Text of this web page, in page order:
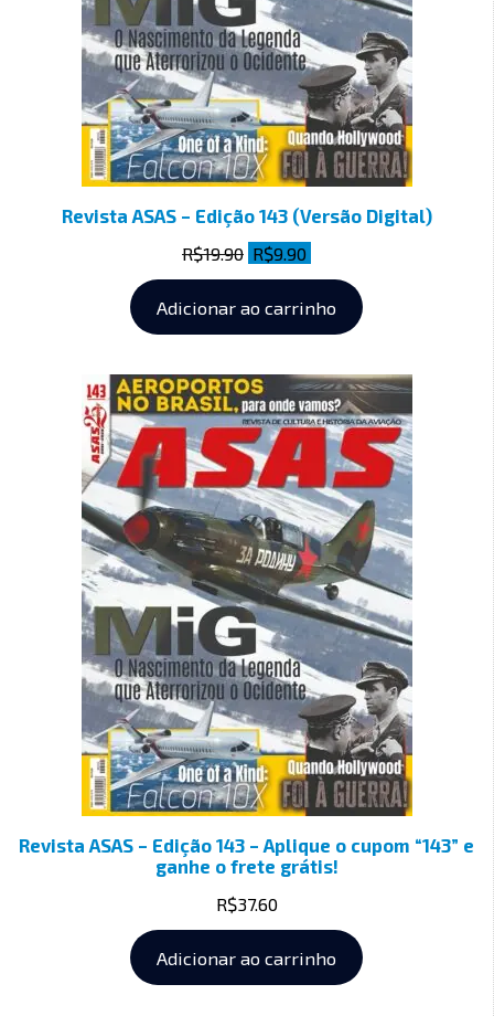
Revista ASAS – Edição 143 (Versão Digital)
R$19.90 R$9.90
Adicionar ao carrinho
Revista ASAS – Edição 143 – Aplique o cupom “143” e
ganhe o frete grátis!
R$37.60
Adicionar ao carrinho